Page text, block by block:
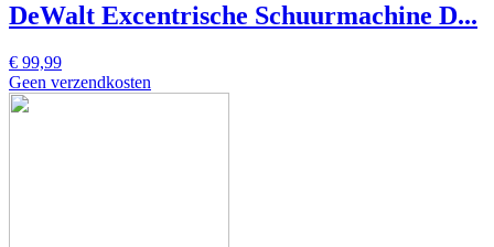
DeWalt Excentrische Schuurmachine D...
€ 99,99
Geen verzendkosten